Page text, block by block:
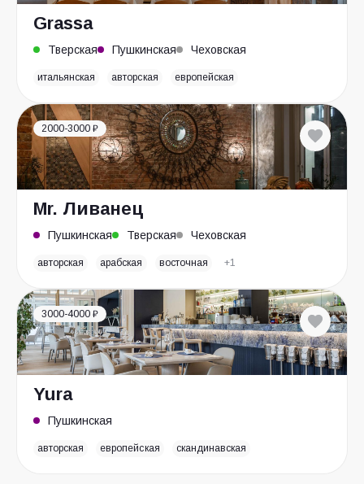
Grassa
Тверская Пушкинская Чеховская
итальянская авторская европейская
2000-3000 ₽
Mr. Ливанец
Пушкинская Тверская Чеховская
авторская арабская восточная +1
3000-4000 ₽
Yura
Пушкинская
авторская европейская скандинавская